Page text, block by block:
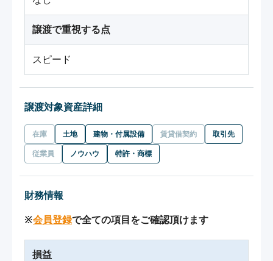
譲渡で重視する点
スピード
譲渡対象資産詳細
在庫 土地 建物・付属設備 賃貸借契約 取引先
従業員 ノウハウ 特許・商標
財務情報
※会員登録で全ての項目をご確認頂けます
損益